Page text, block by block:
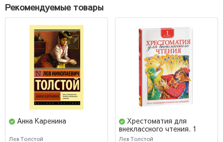
Рекомендуемые товары
Анна Каренина
Лев Толстой
Хрестоматия для
внеклассного чтения. 1
класс
Лев Толстой